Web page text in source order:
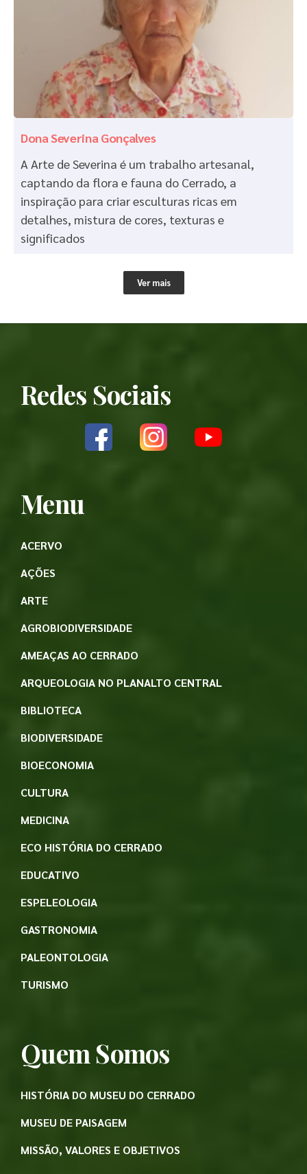
Dona Severina Gonçalves
A Arte de Severina é um trabalho artesanal,
captando da flora e fauna do Cerrado, a
inspiração para criar esculturas ricas em
detalhes, mistura de cores, texturas e
significados
Ver mais
Redes Sociais
Menu
ACERVO
AÇÕES
ARTE
AGROBIODIVERSIDADE
AMEAÇAS AO CERRADO
ARQUEOLOGIA NO PLANALTO CENTRAL
BIBLIOTECA
BIODIVERSIDADE
BIOECONOMIA
CULTURA
MEDICINA
ECO HISTÓRIA DO CERRADO
EDUCATIVO
ESPELEOLOGIA
GASTRONOMIA
PALEONTOLOGIA
TURISMO
Quem Somos
HISTÓRIA DO MUSEU DO CERRADO
MUSEU DE PAISAGEM
MISSÃO, VALORES E OBJETIVOS